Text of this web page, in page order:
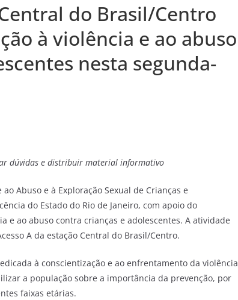
do Brasil/Centro
à violência e ao abuso
nesta segunda-
dúvidas e distribuir material informativo
Abuso e à Exploração Sexual de Crianças e
do Estado do Rio de Janeiro, com apoio do
e ao abuso contra crianças e adolescentes. A atividade
A da estação Central do Brasil/Centro.
à conscientização e ao enfrentamento da violência
a população sobre a importância da prevenção, por
faixas etárias.